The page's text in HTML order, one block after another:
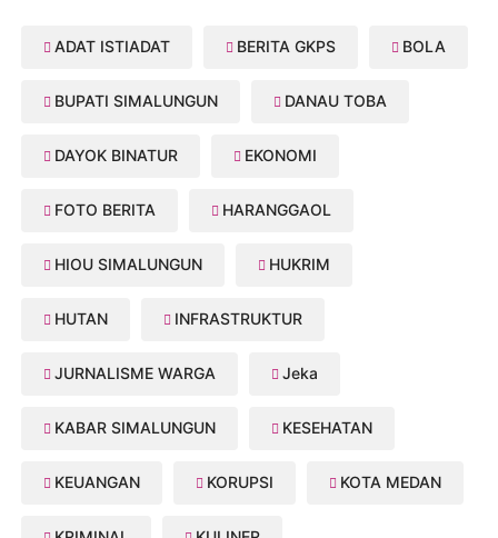
ADAT ISTIADAT BERITA GKPS BOLA
BUPATI SIMALUNGUN DANAU TOBA
DAYOK BINATUR EKONOMI
FOTO BERITA HARANGGAOL
HIOU SIMALUNGUN HUKRIM
HUTAN INFRASTRUKTUR
JURNALISME WARGA Jeka
KABAR SIMALUNGUN KESEHATAN
KEUANGAN KORUPSI KOTA MEDAN